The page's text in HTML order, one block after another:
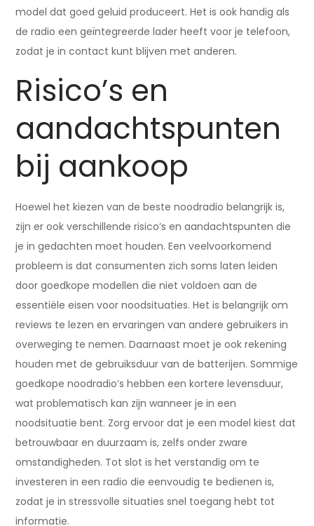
model dat goed geluid produceert. Het is ook handig als
de radio een geïntegreerde lader heeft voor je telefoon,
zodat je in contact kunt blijven met anderen.
Risico’s en
aandachtspunten
bij aankoop
Hoewel het kiezen van de beste noodradio belangrijk is,
zijn er ook verschillende risico’s en aandachtspunten die
je in gedachten moet houden. Een veelvoorkomend
probleem is dat consumenten zich soms laten leiden
door goedkope modellen die niet voldoen aan de
essentiële eisen voor noodsituaties. Het is belangrijk om
reviews te lezen en ervaringen van andere gebruikers in
overweging te nemen. Daarnaast moet je ook rekening
houden met de gebruiksduur van de batterijen. Sommige
goedkope noodradio’s hebben een kortere levensduur,
wat problematisch kan zijn wanneer je in een
noodsituatie bent. Zorg ervoor dat je een model kiest dat
betrouwbaar en duurzaam is, zelfs onder zware
omstandigheden. Tot slot is het verstandig om te
investeren in een radio die eenvoudig te bedienen is,
zodat je in stressvolle situaties snel toegang hebt tot
informatie.